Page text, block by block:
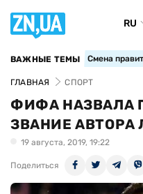
RU
ВАЖНЫЕ ТЕМЫ Смена
ГЛАВНАЯ СПОРТ
ФИФА НАЗВАЛА
ЗВАНИЕ АВТОРА
19 августа, 2019, 19:22
Поделиться